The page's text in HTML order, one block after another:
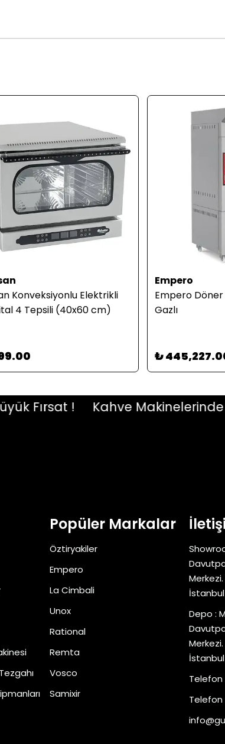
Konveksiyonlu Elektrikli
4 Tepsili (40x60 cm)
Empero
Empero Döner
Gazlı
₺
Fırsat ! Kahve Makinelerinde
Popüler Markalar
Öztiryakiler
Empero
La Cimbali
Unox
Rational
Remta
Vosco
Samixir
İstanbul
Depo :
İstanbul
Telefon
Telefon